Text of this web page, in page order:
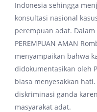
Indonesia sehingga
konsultasi nasional
perempuan adat.
PEREMPUAN AMAN
menyampaikan bahwa
didokumentasikan oleh
biasa menyesakkan
diskriminasi ganda
masyarakat adat.